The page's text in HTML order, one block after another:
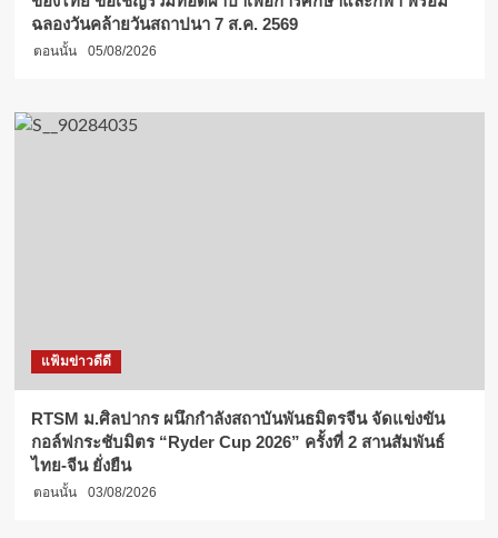
ฉลองวันคล้ายวันสถาปนา 7 ส.ค. 2569
ตอนนั้น 05/08/2026
แฟ้มข่าวดีดี
RTSM ม.ศิลปากร ผนึกกำลังสถาบันพันธมิตรจีน จัดแข่งขัน
กอล์ฟกระชับมิตร “Ryder Cup 2026” ครั้งที่ 2 สานสัมพันธ์
ไทย-จีน ยั่งยืน
ตอนนั้น 03/08/2026